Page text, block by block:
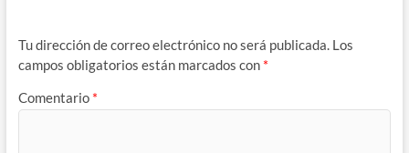
Tu dirección de correo electrónico no será publicada. Los
campos obligatorios están marcados con *
Comentario *